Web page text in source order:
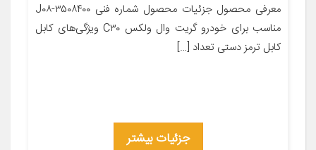
معرفی محصول جزئیات محصول شماره فنی ۳۵۰۸۴۰۰-J۰۸
مناسب برای خودرو گریت وال ولکس C۳۰ ویژگی‌های کابل
کابل ترمز دستی تعداد […]
جزئیات بیشتر